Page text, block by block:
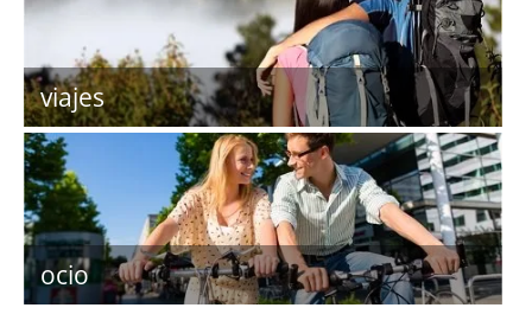
viajes
ocio